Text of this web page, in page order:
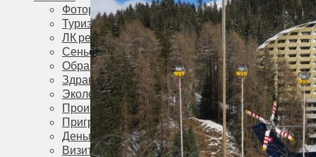
Фоторепортаж
Туризм
ЛК рекомендует
Сеньорам
Образование
Здравоохранение
Экология
Происшествия
Приграничье
Деньги
Визиты